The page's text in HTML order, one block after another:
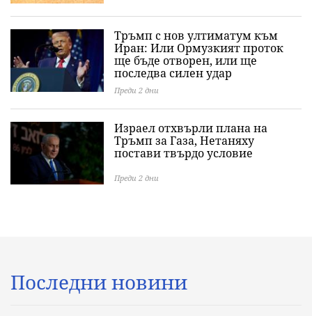
Тръмп с нов ултиматум към
Иран: Или Ормузкият проток
ще бъде отворен, или ще
последва силен удар
Преди 2 дни
Израел отхвърли плана на
Тръмп за Газа, Нетаняху
постави твърдо условие
Преди 2 дни
Последни новини